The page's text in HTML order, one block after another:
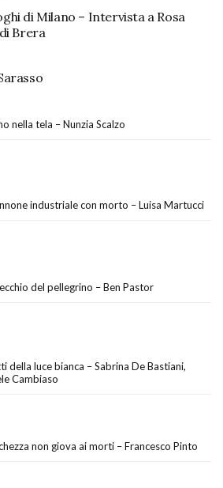
di Milano – Intervista a Rosa
Brera
nella tela – Nunzia Scalzo
industriale con morto – Luisa Martucci
del pellegrino – Ben Pastor
della luce bianca – Sabrina De Bastiani,
Cambiaso
non giova ai morti – Francesco Pinto